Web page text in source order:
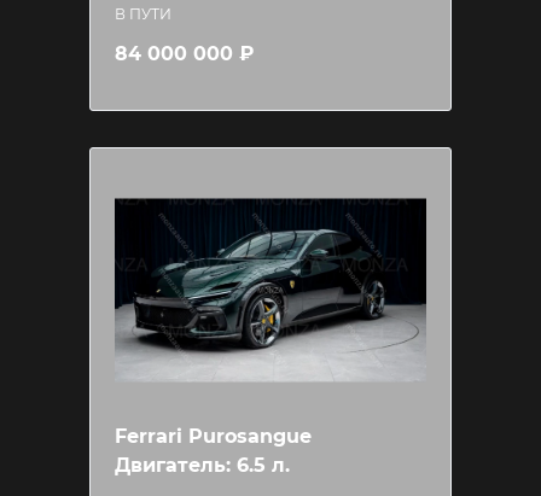
В ПУТИ
84 000 000 ₽
Ferrari Purosangue
Двигатель: 6.5 л.